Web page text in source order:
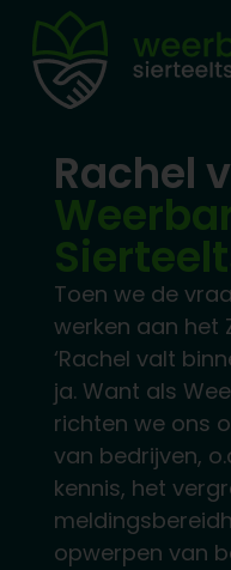
Rachel
Toen we de
werken aan het
‘Rachel valt
ja. Want als
richten we ons
van bedrijven,
kennis, het
opwerpen van